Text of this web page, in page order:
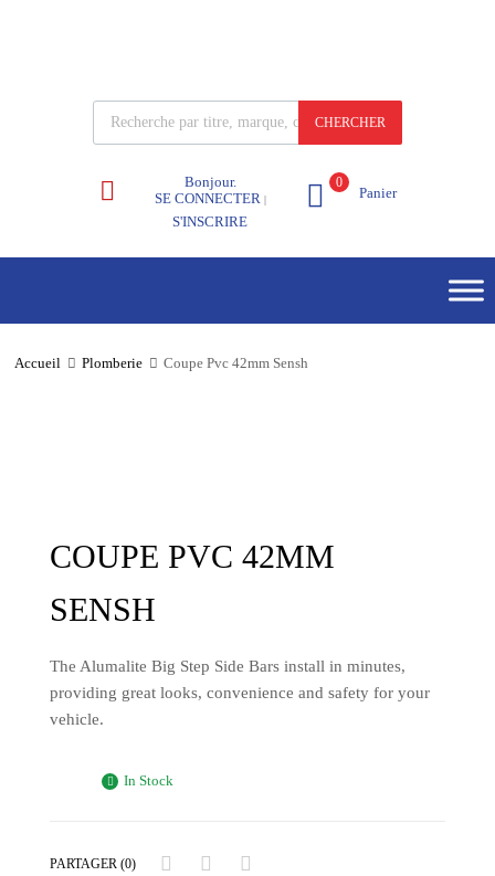
CHERCHER
Bonjour.
SE CONNECTER |
S'INSCRIRE
Panier
0
Accueil Plomberie Coupe Pvc 42mm Sensh
COUPE PVC 42MM
SENSH
The Alumalite Big Step Side Bars install in minutes,
providing great looks, convenience and safety for your
vehicle.
In Stock
PARTAGER (0)